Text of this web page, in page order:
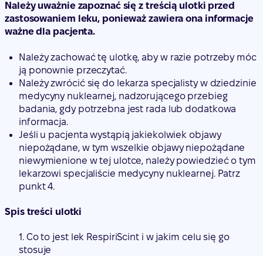
Należy uważnie zapoznać się z treścią ulotki przed
zastosowaniem leku, ponieważ zawiera ona informacje
ważne dla pacjenta.
Należy zachować tę ulotkę, aby w razie potrzeby móc
ją ponownie przeczytać.
Należy zwrócić się do lekarza specjalisty w dziedzinie
medycyny nuklearnej, nadzorującego przebieg
badania, gdy potrzebna jest rada lub dodatkowa
informacja.
Jeśli u pacjenta wystąpią jakiekolwiek objawy
niepożądane, w tym wszelkie objawy niepożądane
niewymienione w tej ulotce, należy powiedzieć o tym
lekarzowi specjaliście medycyny nuklearnej. Patrz
punkt 4.
Spis treści ulotki
1. Co to jest lek RespiriScint i w jakim celu się go
stosuje